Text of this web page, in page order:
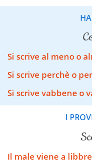
Si scrive al meno o
Si scrive perchè o
Si scrive vabbene o
I
Il male viene a